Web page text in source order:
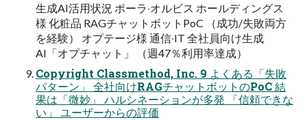
生成AI活用状況 ポーラ‧オルビス ホールディングス
様 化粧品 RAGチャットボットPoC （成功/失敗両⽅
を経験） オプテージ様 通信‧IT 全社員向け⽣成
AI「オプチャット」 （週47％利⽤率達成）
Copyright Classmethod, Inc. 9 よくある「失敗
パターン」 全社向けRAGチャットボットのPoC 結
果は「微妙」 ハルシネーションが多発 「信頼できな
い」 ユーザーからの評価